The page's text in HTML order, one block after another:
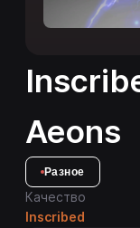
Aeons
Разное
Качество
Inscribed